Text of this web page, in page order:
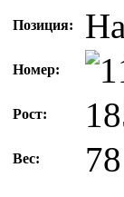
Позиция:
Номер:
Рост:
Вес: